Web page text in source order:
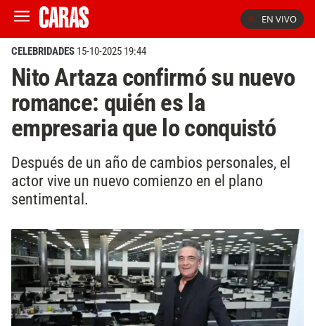
EN VIVO
CELEBRIDADES 15-10-2025 19:44
Nito Artaza confirmó su nuevo
romance: quién es la
empresaria que lo conquistó
Después de un año de cambios personales, el
actor vive un nuevo comienzo en el plano
sentimental.